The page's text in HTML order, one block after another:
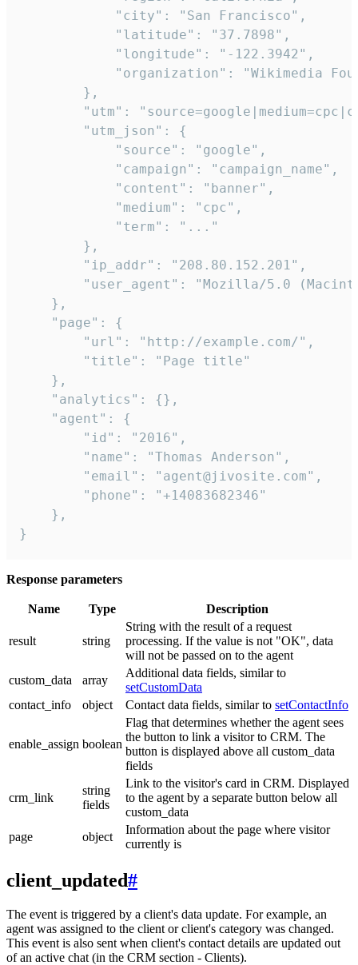
            "city": "San Francisco",
            "latitude": "37.7898",
            "longitude": "-122.3942",
"organization": "Wikimedia
        },
"utm":
        "utm_json": {
            "source": "google",
            "campaign": "campaign_name",
            "content": "banner",
            "medium": "cpc",
            "term": "..."
        },
        "ip_addr": "208.80.152.201",
"user_agent": "Mozilla/5.0
    },
    "page": {
        "url": "http://example.com/",
        "title": "Page title"
    },
    "analytics": {},
    "agent": {
        "id": "2016",
        "name": "Thomas Anderson",
        "email": "agent@jivosite.com",
        "phone": "+14083682346"
    },
}
Response parameters
Name Type Description
result string
String with the result of a request
processing. If the value is not "OK", data
will not be passed on to the agent
custom_data
array
Additional data fields, similar to
setCustomData
contact_info
object Contact data fields, similar to setContactInfo
enable_assign boolean
Flag that determines whether the agent sees
the button to link a visitor to CRM. The
button is displayed above all custom_data
fields
crm_link
string
fields
Link to the visitor's card in CRM. Displayed
to the agent by a separate button below all
custom_data
page
object
Information about the page where visitor
currently is
client_updated#
The event is triggered by a client's data update. For example, an
agent was assigned to the client or client's category was changed.
This event is also sent when client's contact details are updated out
of an active chat (in the CRM section - Clients).